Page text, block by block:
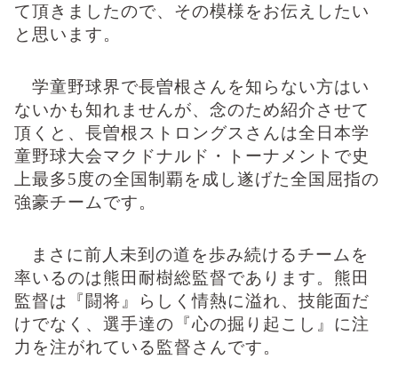
て頂きましたので、その模様をお伝えしたい
と思います。
学童野球界で長曽根さんを知らない方はい
ないかも知れませんが、念のため紹介させて
頂くと、長曽根ストロングスさんは全日本学
童野球大会マクドナルド・トーナメントで史
上最多5度の全国制覇を成し遂げた全国屈指の
強豪チームです。
まさに前人未到の道を歩み続けるチームを
率いるのは熊田耐樹総監督であります。熊田
監督は『闘将』らしく情熱に溢れ、技能面だ
けでなく、選手達の『心の掘り起こし』に注
力を注がれている監督さんです。